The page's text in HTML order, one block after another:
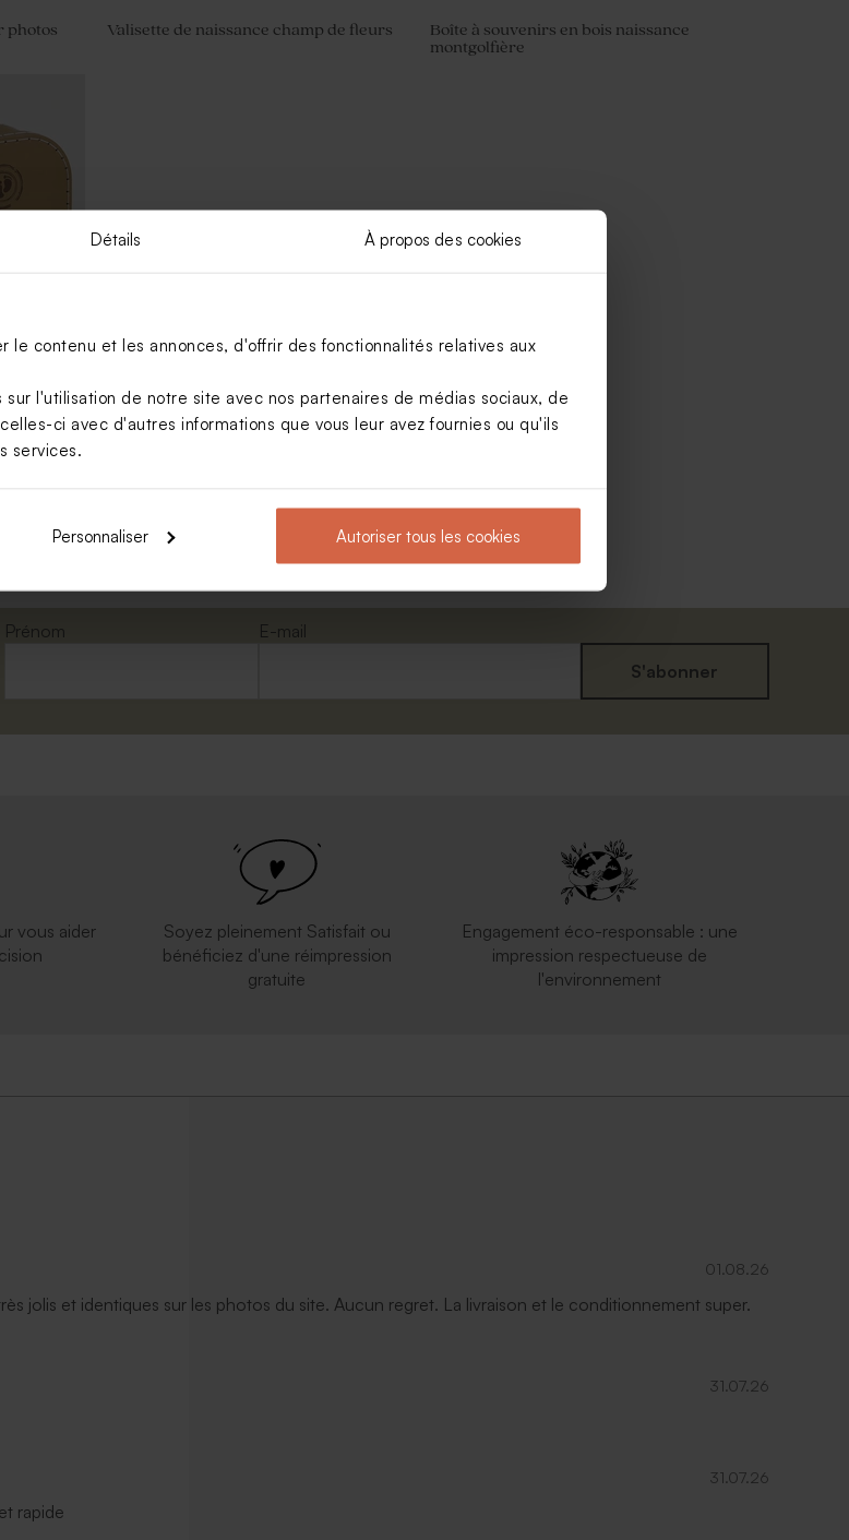
Détails À propos des cookies
le contenu et les annonces, d'offrir des fonctionnalités relatives aux
l'utilisation de notre site avec nos partenaires de médias sociaux, de
ci avec d'autres informations que vous leur avez fournies ou qu'ils
services.
Personnaliser Autoriser tous les cookies
photos
Valisette de naissance champ de fleurs
Boîte à souvenirs en bois naissance
montgolfière
Voir +
Prénom
E-mail
S'abonner
vous aider
Soyez pleinement Satisfait ou
bénéficiez d'une réimpression
gratuite
Engagement éco-responsable : une
impression respectueuse de
l'environnement
01.08.26
jolis et identiques sur les photos du site. Aucun regret. La livraison et le conditionnement super.
31.07.26
31.07.26
rapide